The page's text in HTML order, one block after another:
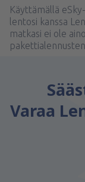
Käyttämällä
lentosi kanssa
matkasi ei ole
Varaa